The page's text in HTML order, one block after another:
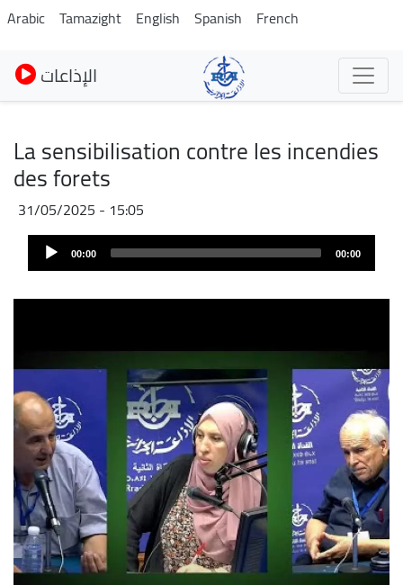
Skip
to
main
content
Arabic Tamazight English Spanish French
الإذاعات
La sensibilisation contre les incendies
des forets
31/05/2025 - 15:05
Fichier
Audio
Player 00:00 00:00